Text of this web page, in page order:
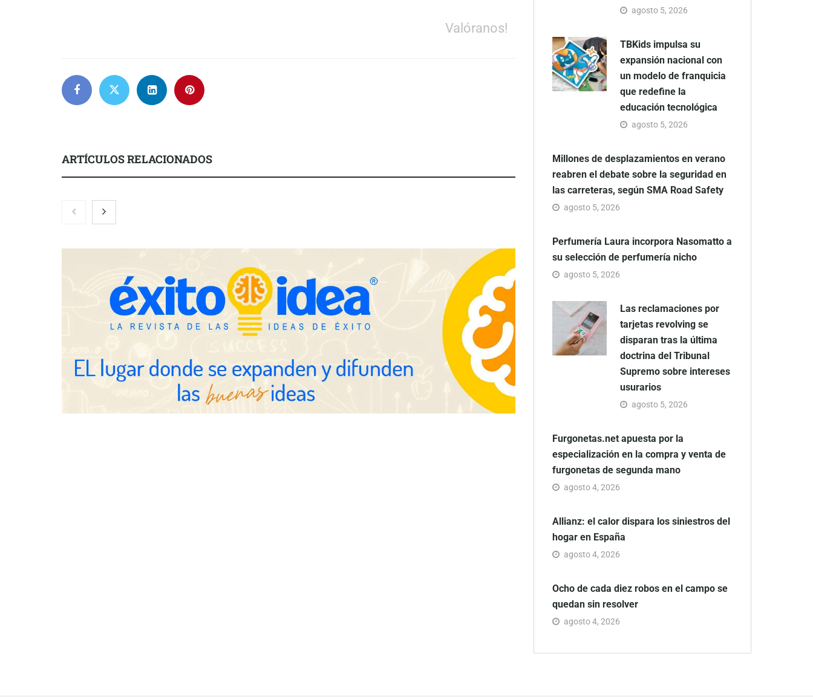
Valóranos!
ARTÍCULOS RELACIONADOS
Brisas del Estrecho abastece a la
hostelería de Sevilla conectando
COSITAL valora positivamente el
nuevo modelo de colaboración
para reforzar la capacidad técnica
Última llamada: los destinos con
las mayores caídas de precios para
este agosto, según KAYAK
Millones de desplazamientos en
verano reabren el debate sobre la
seguridad en las carreteras, según
Perfumería Laura incorpora
Nasomatto a su selección de
agosto 5, 2026
TBKids impulsa su
expansión nacional con
un modelo de franquicia
que redefine la
educación tecnológica
agosto 5, 2026
Millones de desplazamientos en verano
reabren el debate sobre la seguridad en
las carreteras, según SMA Road Safety
agosto 5, 2026
Perfumería Laura incorpora Nasomatto a
su selección de perfumería nicho
agosto 5, 2026
Las reclamaciones por
tarjetas revolving se
disparan tras la última
doctrina del Tribunal
Supremo sobre intereses
usurarios
agosto 5, 2026
Furgonetas.net apuesta por la
especialización en la compra y venta de
furgonetas de segunda mano
agosto 4, 2026
Allianz: el calor dispara los siniestros del
hogar en España
agosto 4, 2026
Ocho de cada diez robos en el campo se
quedan sin resolver
agosto 4, 2026